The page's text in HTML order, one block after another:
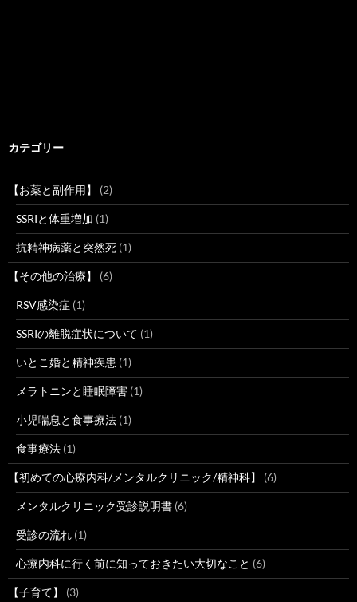
カテゴリー
【お薬と副作用】 (2)
SSRIと体重増加 (1)
抗精神病薬と突然死 (1)
【その他の治療】 (6)
RSV感染症 (1)
SSRIの離脱症状について (1)
いとこ婚と精神疾患 (1)
メラトニンと睡眠障害 (1)
小児喘息と食事療法 (1)
食事療法 (1)
【初めての心療内科/メンタルクリニック/精神科】 (6)
メンタルクリニック受診説明書 (6)
受診の流れ (1)
心療内科に行く前に知っておきたい大切なこと (6)
【子育て】 (3)